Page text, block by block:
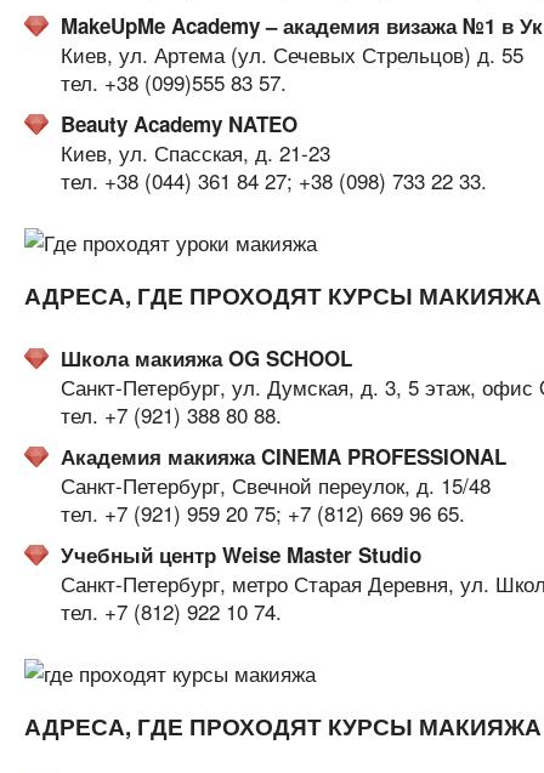
MakeUpMe Academy – академия визажа №1 в
Киев, ул. Артема (ул. Сечевых Стрельцов) д. 55
тел. +38 (099)555 83 57.
Beauty Academy NATEO
Киев, ул. Спасская, д. 21-23
тел. +38 (044) 361 84 27; +38 (098) 733 22 33.
АДРЕСА, ГДЕ ПРОХОДЯТ КУРСЫ
Школа макияжа OG SCHOOL
Санкт-Петербург, ул. Думская, д. 3, 5 этаж, офис
тел. +7 (921) 388 80 88.
Академия макияжа CINEMA PROFESSIONAL
Санкт-Петербург, Свечной переулок, д. 15/48
тел. +7 (921) 959 20 75; +7 (812) 669 96 65.
Учебный центр Weise Master Studio
Санкт-Петербург, метро Старая Деревня, ул.
тел. +7 (812) 922 10 74.
АДРЕСА, ГДЕ ПРОХОДЯТ КУРСЫ